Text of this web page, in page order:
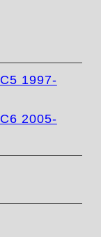
C5 1997-
C6 2005-